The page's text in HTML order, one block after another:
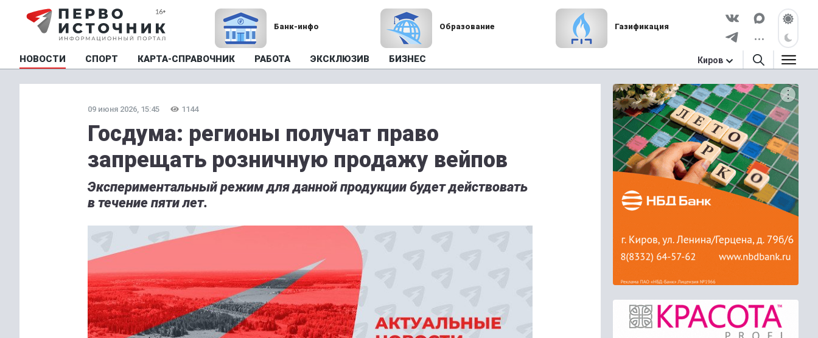
Банк-инфо Образование Газификация
НОВОСТИ СПОРТ КАРТА-СПРАВОЧНИК РАБОТА ЭКСКЛЮЗИВ БИЗНЕС Киров
09 июня 2026, 15:45 1144
Госдума: регионы получат право
запрещать розничную продажу вейпов
Экспериментальный режим для данной продукции будет действовать
в течение пяти лет.